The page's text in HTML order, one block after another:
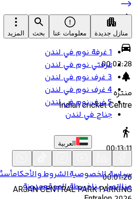
00:22:34
00:02:28
منتزه
Indian cricket Centre
00:13:11
00:01:26
ARJAN CENTRAL PARK PARKING
منازل جديدة معلومات عنا بحث المزيد
1 غرفة نوم في لندن
غرفتي نوم في لندن
3 غرف نوم في لندن
4 غرف نوم في لندن
5 غرف نوم في لندن
جناح في لندن
العربية
سياسة الخصوصيةالشروط والأحكام
عنااتصل بناخريطة الموقعمدونة